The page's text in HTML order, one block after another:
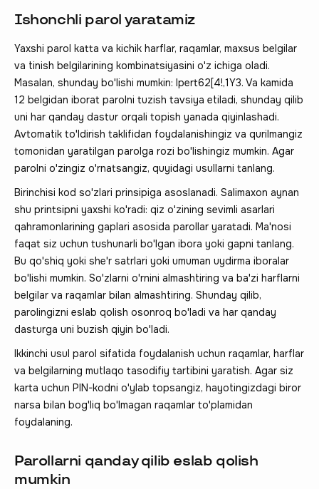
Ishonchli parol yaratamiz
Yaxshi parol katta va kichik harflar, raqamlar, maxsus belgilar
va tinish belgilarining kombinatsiyasini o'z ichiga oladi.
Masalan, shunday bo'lishi mumkin: Ipert62[4!,1Y3. Va kamida
12 belgidan iborat parolni tuzish tavsiya etiladi, shunday qilib
uni har qanday dastur orqali topish yanada qiyinlashadi.
Avtomatik to'ldirish taklifidan foydalanishingiz va qurilmangiz
tomonidan yaratilgan parolga rozi bo'lishingiz mumkin. Agar
parolni o'zingiz o'rnatsangiz, quyidagi usullarni tanlang.
Birinchisi kod so'zlari prinsipiga asoslanadi. Salimaxon aynan
shu printsipni yaxshi ko'radi: qiz o'zining sevimli asarlari
qahramonlarining gaplari asosida parollar yaratadi. Ma'nosi
faqat siz uchun tushunarli bo'lgan ibora yoki gapni tanlang.
Bu qo'shiq yoki she'r satrlari yoki umuman uydirma iboralar
bo'lishi mumkin. So'zlarni o'rnini almashtiring va ba'zi harflarni
belgilar va raqamlar bilan almashtiring. Shunday qilib,
parolingizni eslab qolish osonroq bo'ladi va har qanday
dasturga uni buzish qiyin bo'ladi.
Ikkinchi usul parol sifatida foydalanish uchun raqamlar, harflar
va belgilarning mutlaqo tasodifiy tartibini yaratish. Agar siz
karta uchun PIN-kodni o'ylab topsangiz, hayotingizdagi biror
narsa bilan bog'liq bo'lmagan raqamlar to'plamidan
foydalaning.
Parollarni qanday qilib eslab qolish
mumkin